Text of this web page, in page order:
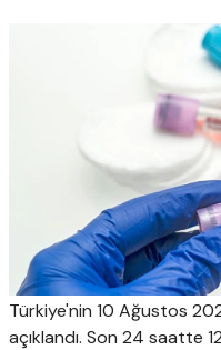
Türkiye'nin 10 Ağustos
açıklandı. Son 24 saatte